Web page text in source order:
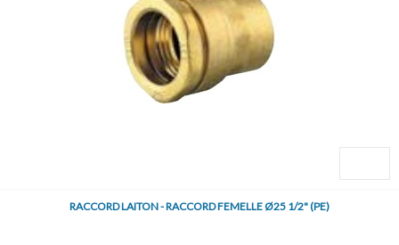
RACCORD LAITON - RACCORD FEMELLE Ø25 1/2" (PE)